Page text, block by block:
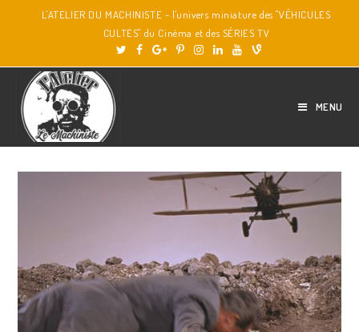
L'ATELIER DU MACHINISTE - l'univers miniature des "VÉHICULES
CULTES" du Cinéma et des SÉRIES TV
MENU